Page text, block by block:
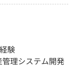
験
管理システム開発